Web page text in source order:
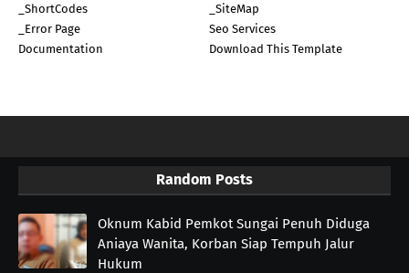
_ShortCodes
_SiteMap
_Error Page
Seo Services
Documentation
Download This Template
Random Posts
Oknum Kabid Pemkot Sungai Penuh Diduga
Aniaya Wanita, Korban Siap Tempuh Jalur
Hukum